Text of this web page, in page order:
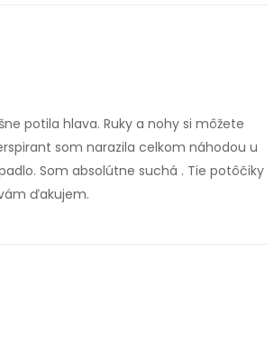
potila hlava. Ruky a nohy si môžete
som narazila celkom náhodou u
Som absolútne suchá . Tie potôčiky
ďakujem.